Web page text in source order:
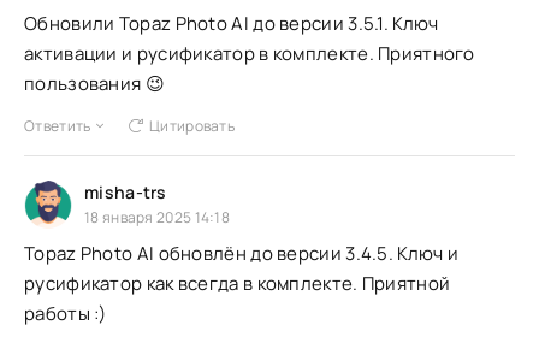
Обновили Topaz Photo AI до версии 3.5.1. Ключ
активации и русификатор в комплекте. Приятного
пользования 😉
Ответить Цитировать
misha-trs
18 января 2025 14:18
Topaz Photo AI обновлён до версии 3.4.5. Ключ и
русификатор как всегда в комплекте. Приятной
работы :)